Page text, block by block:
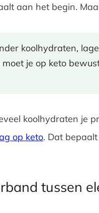
aan het begin.
koolhydraten,
je op keto
koolhydraten je
op keto. Dat
tussen